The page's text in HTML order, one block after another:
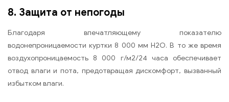
8. Защита от непогоды
Благодаря впечатляющему показателю
водонепроницаемости куртки 8 000 мм H2O. В то же время
воздухопроницаемость 8 000 г/м2/24 часа обеспечивает
отвод влаги и пота, предотвращая дискомфорт, вызванный
избытком влаги.